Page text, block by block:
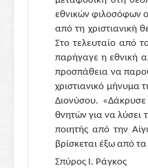
εθνικών φιλοσόφων
από τη χριστιανική
Στο τελευταίο από
παρήγαγε η εθνική
προσπάθεια να
χριστιανικό μήνυμα
Διονύσου.
θνητών για να
ποιητής από την
βρίσκεται έξω από
Σπύρος I. Ράγκος